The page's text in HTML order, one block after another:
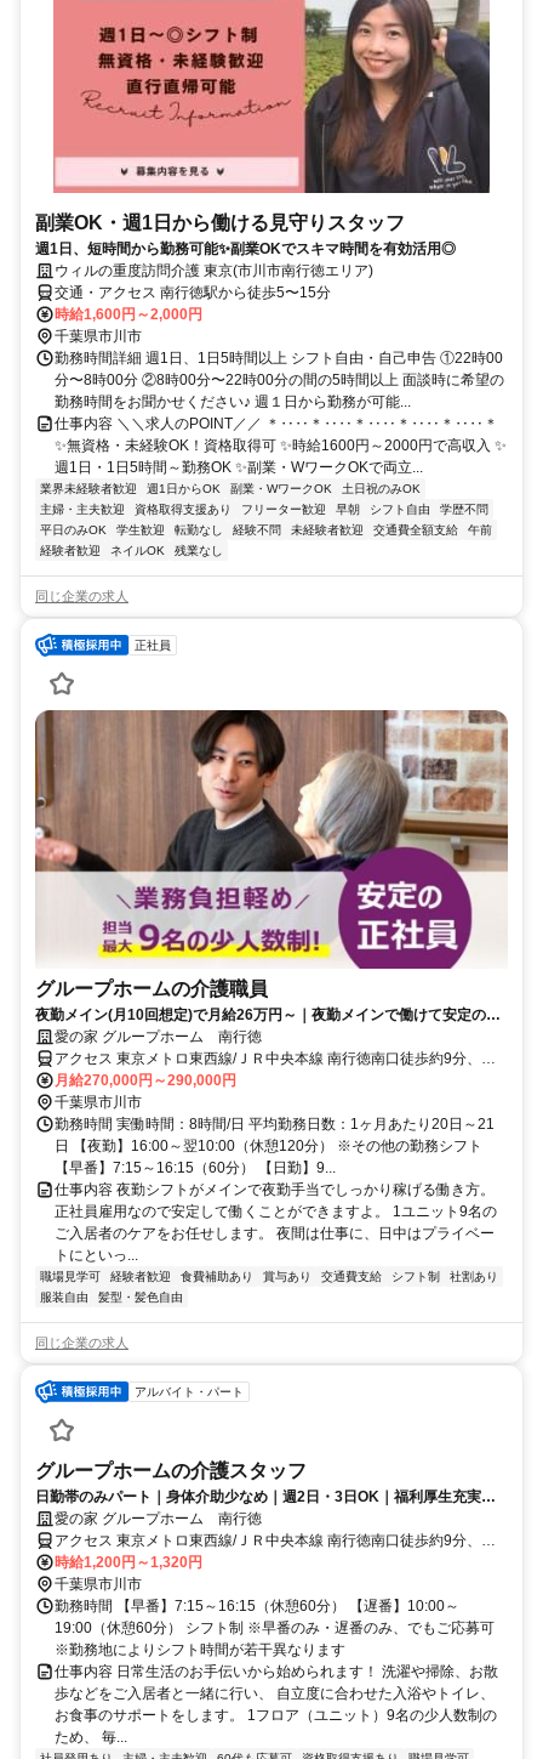
副業OK・週1日から働ける見守りスタッフ
週1日、短時間から勤務可能✨副業OKでスキマ時間を有効活用◎
ウィルの重度訪問介護 東京(市川市南行徳エリア)
交通・アクセス 南行徳駅から徒歩5〜15分
時給1,600円～2,000円
千葉県市川市
勤務時間詳細 週1日、1日5時間以上 シフト自由・自己申告 ①22時00
分〜8時00分 ②8時00分〜22時00分の間の5時間以上 面談時に希望の
勤務時間をお聞かせください♪ 週１日から勤務が可能...
仕事内容 ＼＼求人のPOINT／／ ＊‥‥＊‥‥＊‥‥＊‥‥＊‥‥＊
✨無資格・未経験OK！資格取得可 ✨時給1600円～2000円で高収入 ✨
週1日・1日5時間～勤務OK ✨副業・WワークOKで両立...
業界未経験者歓迎 週1日からOK 副業・WワークOK
土日祝のみOK
主婦・主夫歓迎
資格取得支援あり フリーター歓迎 早朝 シフト自由
学歴不問
平日のみOK
学生歓迎 転勤なし 経験不問 未経験者歓迎 交通費全額支給
午前
経験者歓迎
ネイルOK 残業なし
同じ企業の求人
正社員
グループホームの介護職員
夜勤メイン(月10回想定)で月給26万円～｜夜勤メインで働けて安定の正
社員採用！
愛の家 グループホーム 南行徳
アクセス 東京メトロ東西線/ＪＲ中央本線 南行徳南口徒歩約9分、東
京メトロ東西線/ＪＲ中央本線 行徳徒歩約19分、東京メトロ東西線/Ｊ
Ｒ中央本線 浦安（千葉県）東口徒歩約22分 東京メトロ東西線「南行
徳駅」より徒歩10分
月給270,000円～290,000円
千葉県市川市
勤務時間 実働時間：8時間/日 平均勤務日数：1ヶ月あたり20日～21
日 【夜勤】16:00～翌10:00（休憩120分） ※その他の勤務シフト
【早番】7:15～16:15（60分） 【日勤】9...
仕事内容 夜勤シフトがメインで夜勤手当でしっかり稼げる働き方。
正社員雇用なので安定して働くことができますよ。 1ユニット9名の
ご入居者のケアをお任せします。 夜間は仕事に、日中はプライベー
トにといっ...
職場見学可 経験者歓迎 食費補助あり 賞与あり 交通費支給 シフト制
社割あり
服装自由
髪型・髪色自由
同じ企業の求人
アルバイト・パート
グループホームの介護スタッフ
日勤帯のみパート｜身体介助少なめ｜週2日・3日OK｜福利厚生充実◎
｜認知症ケア
愛の家 グループホーム 南行徳
アクセス 東京メトロ東西線/ＪＲ中央本線 南行徳南口徒歩約9分、東
京メトロ東西線/ＪＲ中央本線 行徳徒歩約19分、東京メトロ東西線/Ｊ
Ｒ中央本線 浦安（千葉県）東口徒歩約22分 東京メトロ東西線「南行
徳駅」より徒歩10分
時給1,200円～1,320円
千葉県市川市
勤務時間 【早番】7:15～16:15（休憩60分） 【遅番】10:00～
19:00（休憩60分） シフト制 ※早番のみ・遅番のみ、でもご応募可
※勤務地によりシフト時間が若干異なります
仕事内容 日常生活のお手伝いから始められます！ 洗濯や掃除、お散
歩などをご入居者と一緒に行い、 自立度に合わせた入浴やトイレ、
お食事のサポートをします。 1フロア（ユニット）9名の少人数制の
ため、 毎...